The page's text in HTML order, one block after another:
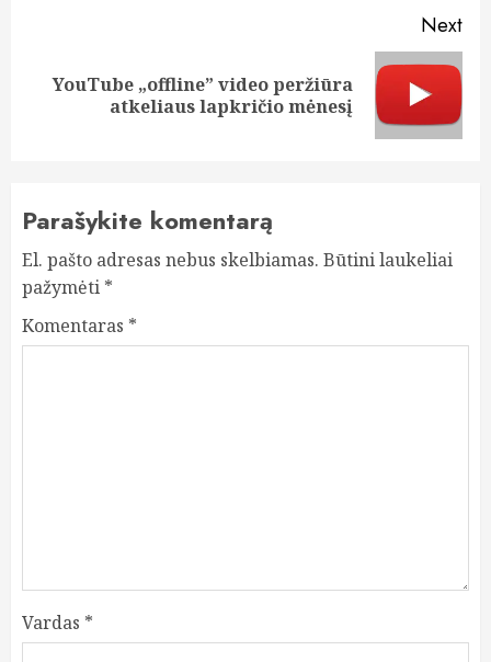
Next
Next
YouTube „offline” video peržiūra
atkeliaus lapkričio mėnesį
Parašykite komentarą
El. pašto adresas nebus skelbiamas. Būtini laukeliai
pažymėti *
Komentaras *
Vardas *